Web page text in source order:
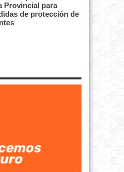
Provincial para
de protección de